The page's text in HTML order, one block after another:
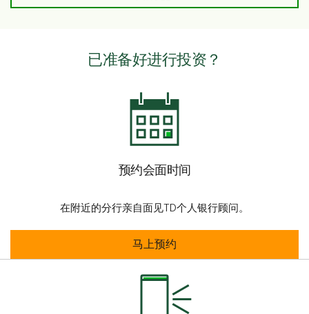
已准备好进行投资？
预约会面时间
在附近的分行亲自面见TD个人银行顾问。
预约会面时间
马上预约